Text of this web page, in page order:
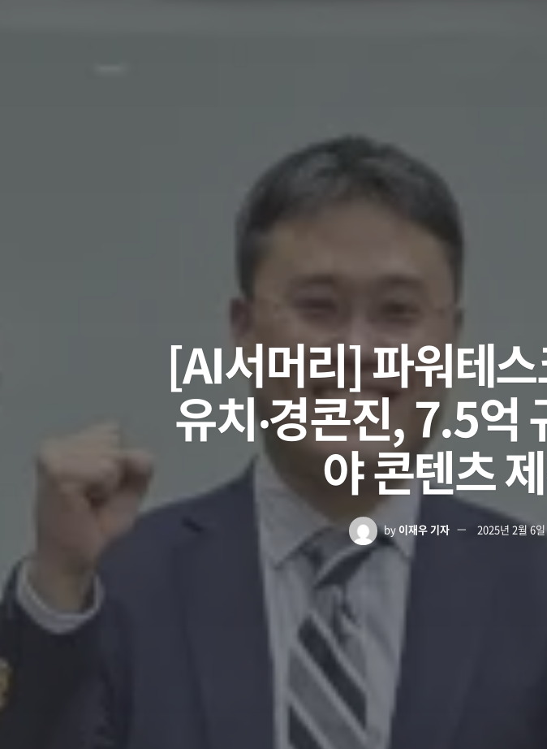
[AI서머리] 파워테
유치‧경콘진, 7.5억
야 콘텐츠
by 이재우 기자 2025년 2월 6일